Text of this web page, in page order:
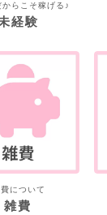
らこそ稼げる♪
経験
について
雑費